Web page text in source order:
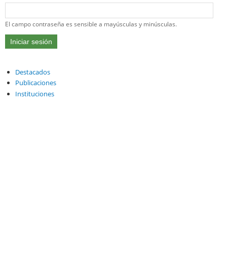
El campo contraseña es sensible a mayúsculas y minúsculas.
Destacados
Publicaciones
Instituciones